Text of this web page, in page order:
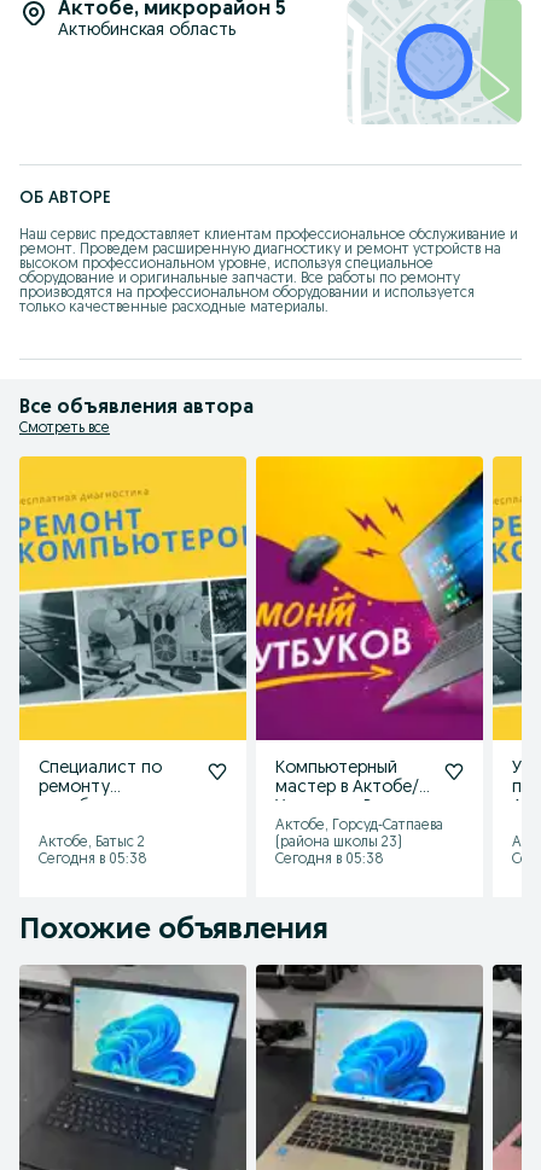
Актобе, микрорайон 5
Актюбинская область
ОБ АВТОРЕ
Наш сервис предоставляет клиентам профессиональное обслуживание и
ремонт. Проведем расширенную диагностику и ремонт устройств на
высоком профессиональном уровне, используя специальное
оборудование и оригинальные запчасти. Все работы по ремонту
производятся на профессиональном оборудовании и используется
только качественные расходные материалы.
Все объявления автора
Смотреть все
Специалист по
ремонту
Установка
Программ
Актобе, Батыс 2
Сегодня в 05:38
Компьютерный
мастер в Актобе/
( windows
Программист
Актобе, Горсуд-Сатпаева
(района школы 23)
Сегодня в 05:38
Похожие объявления